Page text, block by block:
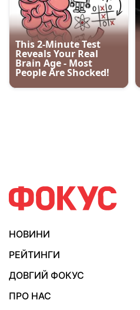
НОВИНИ
РЕЙТИНГИ
ДОВГИЙ ФОКУС
ПРО НАС